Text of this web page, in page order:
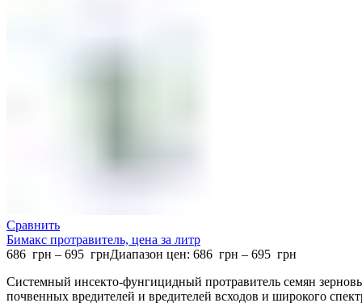
Сравнить
Бимакс протравитель, цена за литр
686 грн – 695 грнДиапазон цен: 686 грн – 695 грн
Системный инсекто-фунгицидный протравитель семян
почвенных вредителей и вредителей всходов и широкого